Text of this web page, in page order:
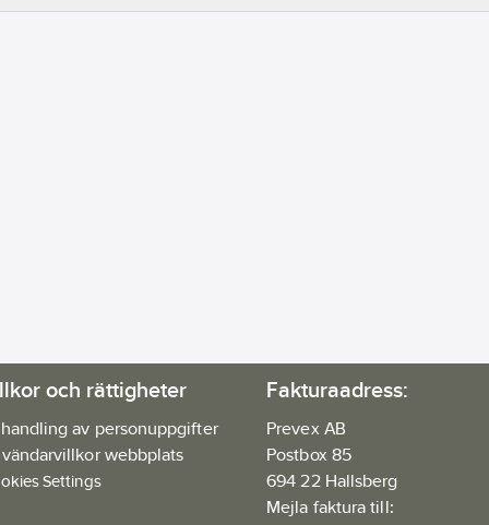
och rättigheter
av personuppgifter
webbplats
Settings
Fakturaadress:
Prevex AB
Postbox 85
694 22 Hallsberg
Mejla faktura till: